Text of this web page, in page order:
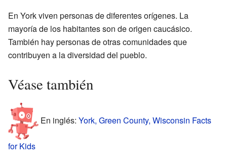
En York viven personas de diferentes orígenes. La
mayoría de los habitantes son de origen caucásico.
También hay personas de otras comunidades que
contribuyen a la diversidad del pueblo.
Véase también
En inglés: York, Green County, Wisconsin Facts
for Kids